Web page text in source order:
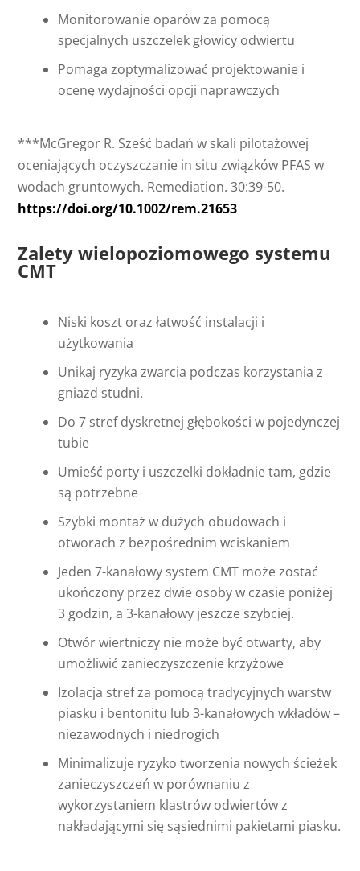
Monitorowanie oparów za pomocą
specjalnych uszczelek głowicy odwiertu
Pomaga zoptymalizować projektowanie i
ocenę wydajności opcji naprawczych
***McGregor R. Sześć badań w skali pilotażowej
oceniających oczyszczanie in situ związków PFAS w
wodach gruntowych. Remediation. 30:39-50.
https://doi.org/10.1002/rem.21653
Zalety wielopoziomowego systemu
CMT
Niski koszt oraz łatwość instalacji i
użytkowania
Unikaj ryzyka zwarcia podczas korzystania z
gniazd studni.
Do 7 stref dyskretnej głębokości w pojedynczej
tubie
Umieść porty i uszczelki dokładnie tam, gdzie
są potrzebne
Szybki montaż w dużych obudowach i
otworach z bezpośrednim wciskaniem
Jeden 7-kanałowy system CMT może zostać
ukończony przez dwie osoby w czasie poniżej
3 godzin, a 3-kanałowy jeszcze szybciej.
Otwór wiertniczy nie może być otwarty, aby
umożliwić zanieczyszczenie krzyżowe
Izolacja stref za pomocą tradycyjnych warstw
piasku i bentonitu lub 3-kanałowych wkładów –
niezawodnych i niedrogich
Minimalizuje ryzyko tworzenia nowych ścieżek
zanieczyszczeń w porównaniu z
wykorzystaniem klastrów odwiertów z
nakładającymi się sąsiednimi pakietami piasku.